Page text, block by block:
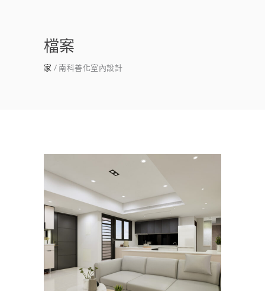
檔案
家 南科善化室內設計
台南新市室內設計｜新市室內
裝潢推薦×築美麗
室內設計/新成屋/書房